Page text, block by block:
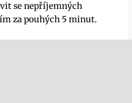
se ⁣nepříjemných
za pouhých 5 minut.